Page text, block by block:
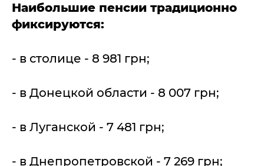
Наибольшие пенсии традиционно
фиксируются:
- в столице - 8 981 грн;
- в Донецкой области - 8 007 грн;
- в Луганской - 7 481 грн;
- в Днепропетровской - 7 269 грн;